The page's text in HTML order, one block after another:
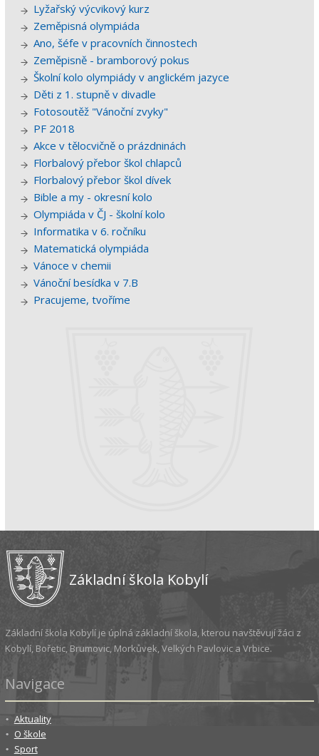
Lyžařský výcvikový kurz
Zeměpisná olympiáda
Ano, šéfe v pracovních činnostech
Zeměpisně - bramborový pokus
Školní kolo olympiády v anglickém jazyce
Děti z 1. stupně v divadle
Fotosoutěž "Vánoční zvyky"
PF 2018
Akce v tělocvičně o prázdninách
Florbalový přebor škol chlapců
Florbalový přebor škol dívek
Bible a my - okresní kolo
Olympiáda v ČJ - školní kolo
Informatika v 6. ročníku
Matematická olympiáda
Vánoce v chemii
Vánoční besídka v 7.B
Pracujeme, tvoříme
Základní škola Kobylí
Základní škola Kobylí je úplná základní škola, kterou navštěvují žáci z
Kobylí, Bořetic, Brumovic, Morkůvek, Velkých Pavlovic a Vrbice.
Navigace
Aktuality
O škole
Sport